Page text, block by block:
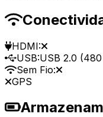
HDMI:
USB:USB 2.0
Sem Fio:
GPS